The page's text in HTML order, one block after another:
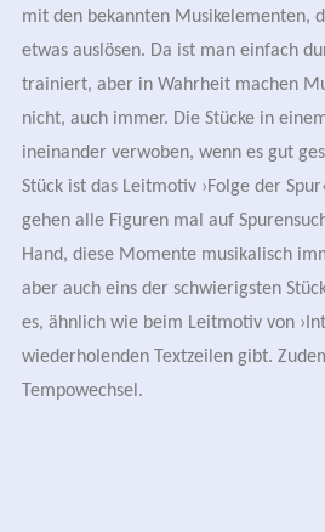
mit den bekannten Musikelementen,
etwas auslösen. Da ist man einfach
trainiert, aber in Wahrheit machen
nicht, auch immer. Die Stücke in
ineinander verwoben, wenn es gut
Stück ist das Leitmotiv ›Folge der
gehen alle Figuren mal auf
Hand, diese Momente musikalisch
aber auch eins der schwierigsten
es, ähnlich wie beim Leitmotiv von
wiederholenden Textzeilen gibt.
Tempowechsel.